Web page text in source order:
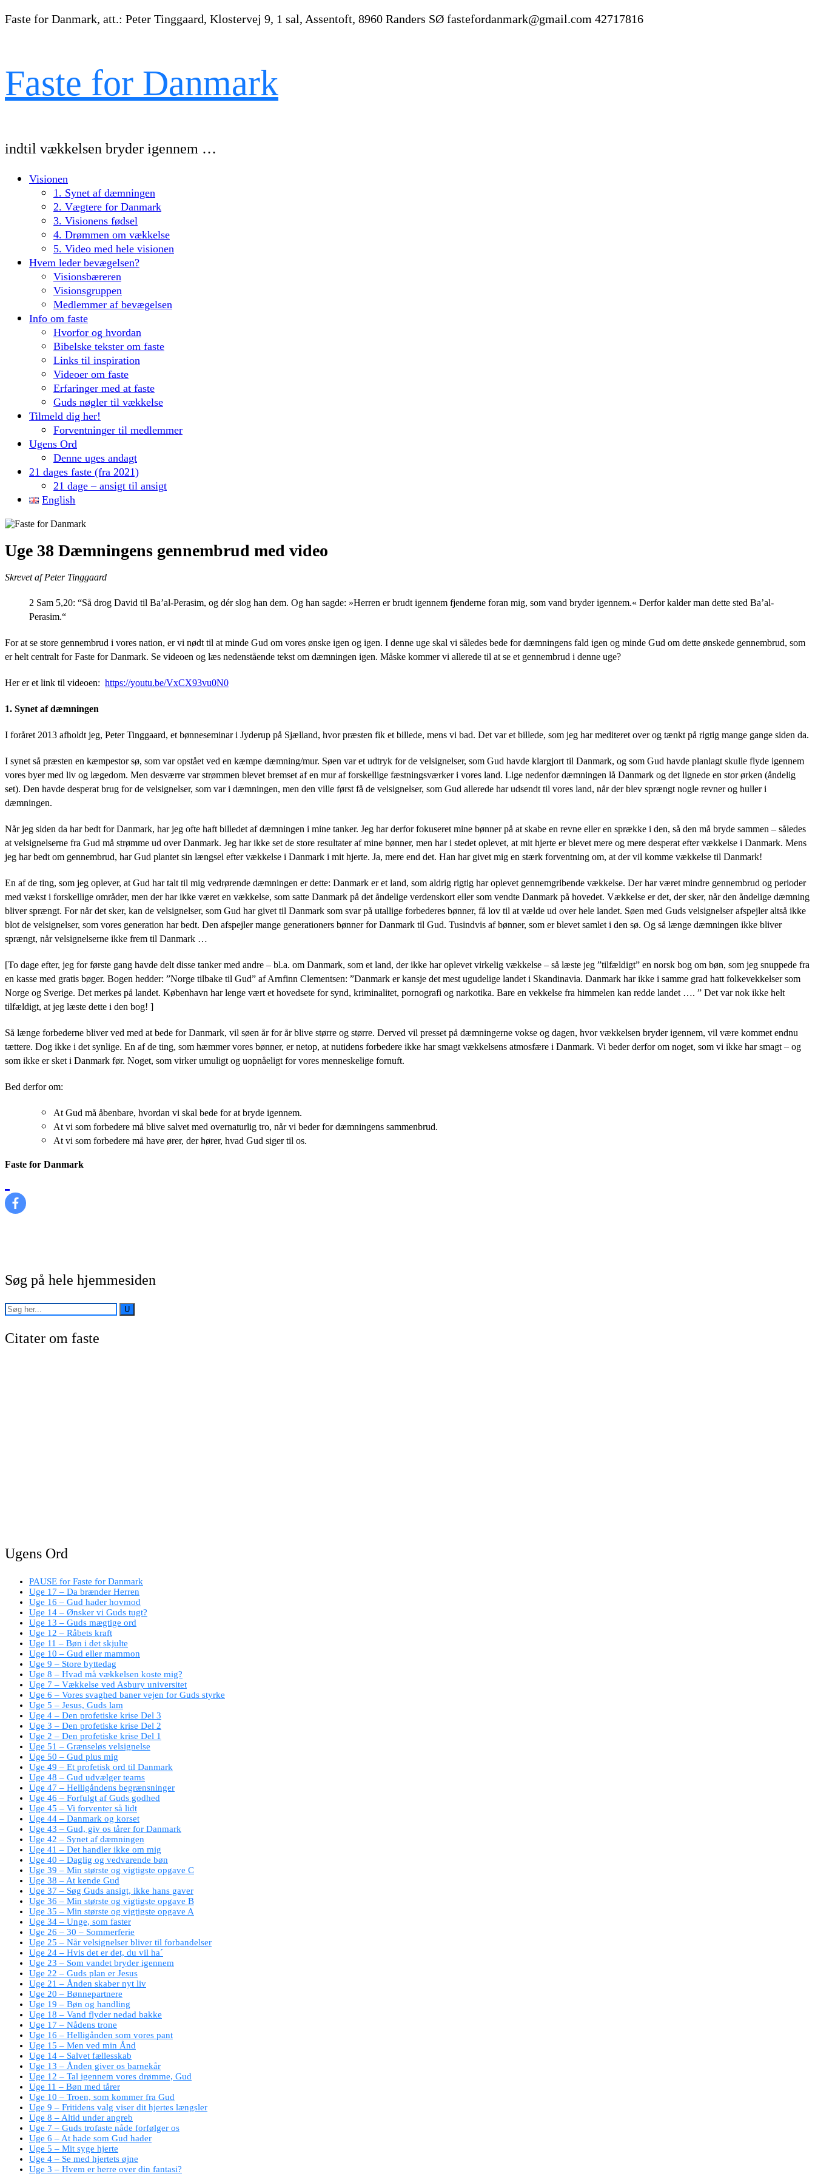
Faste for Danmark, att.: Peter Tinggaard, Klostervej 9, 1 sal, Assentoft, 8960 Randers SØ fastefordanmark@gmail.com 42717816
Faste for Danmark
indtil vækkelsen bryder igennem …
Visionen
1. Synet af dæmningen
2. Vægtere for Danmark
3. Visionens fødsel
4. Drømmen om vækkelse
5. Video med hele visionen
Hvem leder bevægelsen?
Visionsbæreren
Visionsgruppen
Medlemmer af bevægelsen
Info om faste
Hvorfor og hvordan
Bibelske tekster om faste
Links til inspiration
Videoer om faste
Erfaringer med at faste
Guds nøgler til vækkelse
Tilmeld dig her!
Forventninger til medlemmer
Ugens Ord
Denne uges andagt
21 dages faste (fra 2021)
21 dage – ansigt til ansigt
English
Uge 38 Dæmningens gennembrud med video
Skrevet af Peter Tinggaard
2 Sam 5,20: “Så drog David til Ba’al-Perasim, og dér slog han dem. Og han sagde: »Herren er brudt igennem fjenderne foran mig, som vand bryder igennem.« Derfor kalder man dette sted Ba’al-
Perasim.“
For at se store gennembrud i vores nation, er vi nødt til at minde Gud om vores ønske igen og igen. I denne uge skal vi således bede for dæmningens fald igen og minde Gud om dette ønskede gennembrud, som
er helt centralt for Faste for Danmark. Se videoen og læs nedenstående tekst om dæmningen igen. Måske kommer vi allerede til at se et gennembrud i denne uge?
Her er et link til videoen: https://youtu.be/VxCX93vu0N0
1. Synet af dæmningen
I foråret 2013 afholdt jeg, Peter Tinggaard, et bønneseminar i Jyderup på Sjælland, hvor præsten fik et billede, mens vi bad. Det var et billede, som jeg har mediteret over og tænkt på rigtig mange gange siden da.
I synet så præsten en kæmpestor sø, som var opstået ved en kæmpe dæmning/mur. Søen var et udtryk for de velsignelser, som Gud havde klargjort til Danmark, og som Gud havde planlagt skulle flyde igennem
vores byer med liv og lægedom. Men desværre var strømmen blevet bremset af en mur af forskellige fæstningsværker i vores land. Lige nedenfor dæmningen lå Danmark og det lignede en stor ørken (åndelig
set). Den havde desperat brug for de velsignelser, som var i dæmningen, men den ville først få de velsignelser, som Gud allerede har udsendt til vores land, når der blev sprængt nogle revner og huller i
dæmningen.
Når jeg siden da har bedt for Danmark, har jeg ofte haft billedet af dæmningen i mine tanker. Jeg har derfor fokuseret mine bønner på at skabe en revne eller en sprække i den, så den må bryde sammen – således
at velsignelserne fra Gud må strømme ud over Danmark. Jeg har ikke set de store resultater af mine bønner, men har i stedet oplevet, at mit hjerte er blevet mere og mere desperat efter vækkelse i Danmark. Mens
jeg har bedt om gennembrud, har Gud plantet sin længsel efter vækkelse i Danmark i mit hjerte. Ja, mere end det. Han har givet mig en stærk forventning om, at der vil komme vækkelse til Danmark!
En af de ting, som jeg oplever, at Gud har talt til mig vedrørende dæmningen er dette: Danmark er et land, som aldrig rigtig har oplevet gennemgribende vækkelse. Der har været mindre gennembrud og perioder
med vækst i forskellige områder, men der har ikke været en vækkelse, som satte Danmark på det åndelige verdenskort eller som vendte Danmark på hovedet. Vækkelse er det, der sker, når den åndelige dæmning
bliver sprængt. For når det sker, kan de velsignelser, som Gud har givet til Danmark som svar på utallige forbederes bønner, få lov til at vælde ud over hele landet. Søen med Guds velsignelser afspejler altså ikke
blot de velsignelser, som vores generation har bedt. Den afspejler mange generationers bønner for Danmark til Gud. Tusindvis af bønner, som er blevet samlet i den sø. Og så længe dæmningen ikke bliver
sprængt, når velsignelserne ikke frem til Danmark …
[To dage efter, jeg for første gang havde delt disse tanker med andre – bl.a. om Danmark, som et land, der ikke har oplevet virkelig vækkelse – så læste jeg ”tilfældigt” en norsk bog om bøn, som jeg snuppede fra
en kasse med gratis bøger. Bogen hedder: ”Norge tilbake til Gud” af Arnfinn Clementsen: ”Danmark er kansje det mest ugudelige landet i Skandinavia. Danmark har ikke i samme grad hatt folkevekkelser som
Norge og Sverige. Det merkes på landet. København har lenge vært et hovedsete for synd, kriminalitet, pornografi og narkotika. Bare en vekkelse fra himmelen kan redde landet …. ” Det var nok ikke helt
tilfældigt, at jeg læste dette i den bog! ]
Så længe forbederne bliver ved med at bede for Danmark, vil søen år for år blive større og større. Derved vil presset på dæmningerne vokse og dagen, hvor vækkelsen bryder igennem, vil være kommet endnu
tættere. Dog ikke i det synlige. En af de ting, som hæmmer vores bønner, er netop, at nutidens forbedere ikke har smagt vækkelsens atmosfære i Danmark. Vi beder derfor om noget, som vi ikke har smagt – og
som ikke er sket i Danmark før. Noget, som virker umuligt og uopnåeligt for vores menneskelige fornuft.
Bed derfor om:
At Gud må åbenbare, hvordan vi skal bede for at bryde igennem.
At vi som forbedere må blive salvet med overnaturlig tro, når vi beder for dæmningens sammenbrud.
At vi som forbedere må have ører, der hører, hvad Gud siger til os.
Faste for Danmark
Søg på hele hjemmesiden
Citater om faste
Ugens Ord
PAUSE for Faste for Danmark
Uge 17 – Da brænder Herren
Uge 16 – Gud hader hovmod
Uge 14 – Ønsker vi Guds tugt?
Uge 13 – Guds mægtige ord
Uge 12 – Råbets kraft
Uge 11 – Bøn i det skjulte
Uge 10 – Gud eller mammon
Uge 9 – Store byttedag
Uge 8 – Hvad må vækkelsen koste mig?
Uge 7 – Vækkelse ved Asbury universitet
Uge 6 – Vores svaghed baner vejen for Guds styrke
Uge 5 – Jesus, Guds lam
Uge 4 – Den profetiske krise Del 3
Uge 3 – Den profetiske krise Del 2
Uge 2 – Den profetiske krise Del 1
Uge 51 – Grænseløs velsignelse
Uge 50 – Gud plus mig
Uge 49 – Et profetisk ord til Danmark
Uge 48 – Gud udvælger teams
Uge 47 – Helligåndens begrænsninger
Uge 46 – Forfulgt af Guds godhed
Uge 45 – Vi forventer så lidt
Uge 44 – Danmark og korset
Uge 43 – Gud, giv os tårer for Danmark
Uge 42 – Synet af dæmningen
Uge 41 – Det handler ikke om mig
Uge 40 – Daglig og vedvarende bøn
Uge 39 – Min største og vigtigste opgave C
Uge 38 – At kende Gud
Uge 37 – Søg Guds ansigt, ikke hans gaver
Uge 36 – Min største og vigtigste opgave B
Uge 35 – Min største og vigtigste opgave A
Uge 34 – Unge, som faster
Uge 26 – 30 – Sommerferie
Uge 25 – Når velsignelser bliver til forbandelser
Uge 24 – Hvis det er det, du vil ha´
Uge 23 – Som vandet bryder igennem
Uge 22 – Guds plan er Jesus
Uge 21 – Ånden skaber nyt liv
Uge 20 – Bønnepartnere
Uge 19 – Bøn og handling
Uge 18 – Vand flyder nedad bakke
Uge 17 – Nådens trone
Uge 16 – Helligånden som vores pant
Uge 15 – Men ved min Ånd
Uge 14 – Salvet fællesskab
Uge 13 – Ånden giver os barnekår
Uge 12 – Tal igennem vores drømme, Gud
Uge 11 – Bøn med tårer
Uge 10 – Troen, som kommer fra Gud
Uge 9 – Fritidens valg viser dit hjertes længsler
Uge 8 – Altid under angreb
Uge 7 – Guds trofaste nåde forfølger os
Uge 6 – At hade som Gud hader
Uge 5 – Mit syge hjerte
Uge 4 – Se med hjertets øjne
Uge 3 – Hvem er herre over din fantasi?